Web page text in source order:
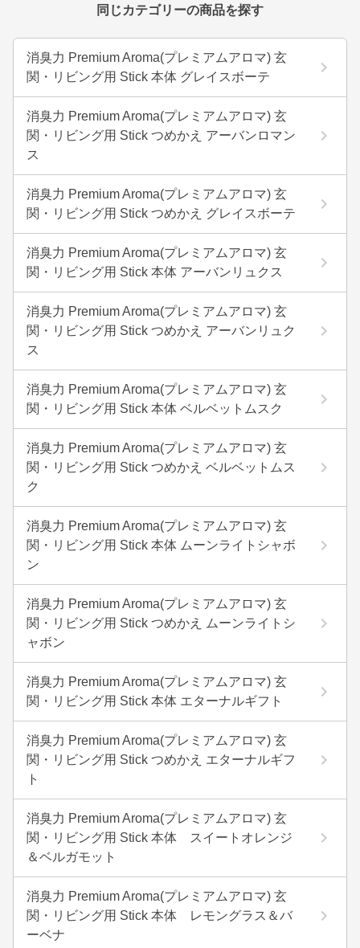
同じカテゴリーの商品を探す
消臭力 Premium Aroma(プレミアムアロマ) 玄
関・リビング用 Stick 本体 グレイスボーテ
消臭力 Premium Aroma(プレミアムアロマ) 玄
関・リビング用 Stick つめかえ アーバンロマン
ス
消臭力 Premium Aroma(プレミアムアロマ) 玄
関・リビング用 Stick つめかえ グレイスボーテ
消臭力 Premium Aroma(プレミアムアロマ) 玄
関・リビング用 Stick 本体 アーバンリュクス
消臭力 Premium Aroma(プレミアムアロマ) 玄
関・リビング用 Stick つめかえ アーバンリュク
ス
消臭力 Premium Aroma(プレミアムアロマ) 玄
関・リビング用 Stick 本体 ベルベットムスク
消臭力 Premium Aroma(プレミアムアロマ) 玄
関・リビング用 Stick つめかえ ベルベットムス
ク
消臭力 Premium Aroma(プレミアムアロマ) 玄
関・リビング用 Stick 本体 ムーンライトシャボ
ン
消臭力 Premium Aroma(プレミアムアロマ) 玄
関・リビング用 Stick つめかえ ムーンライトシ
ャボン
消臭力 Premium Aroma(プレミアムアロマ) 玄
関・リビング用 Stick 本体 エターナルギフト
消臭力 Premium Aroma(プレミアムアロマ) 玄
関・リビング用 Stick つめかえ エターナルギフ
ト
消臭力 Premium Aroma(プレミアムアロマ) 玄
関・リビング用 Stick 本体 スイートオレンジ
＆ベルガモット
消臭力 Premium Aroma(プレミアムアロマ) 玄
関・リビング用 Stick 本体 レモングラス＆バ
ーベナ